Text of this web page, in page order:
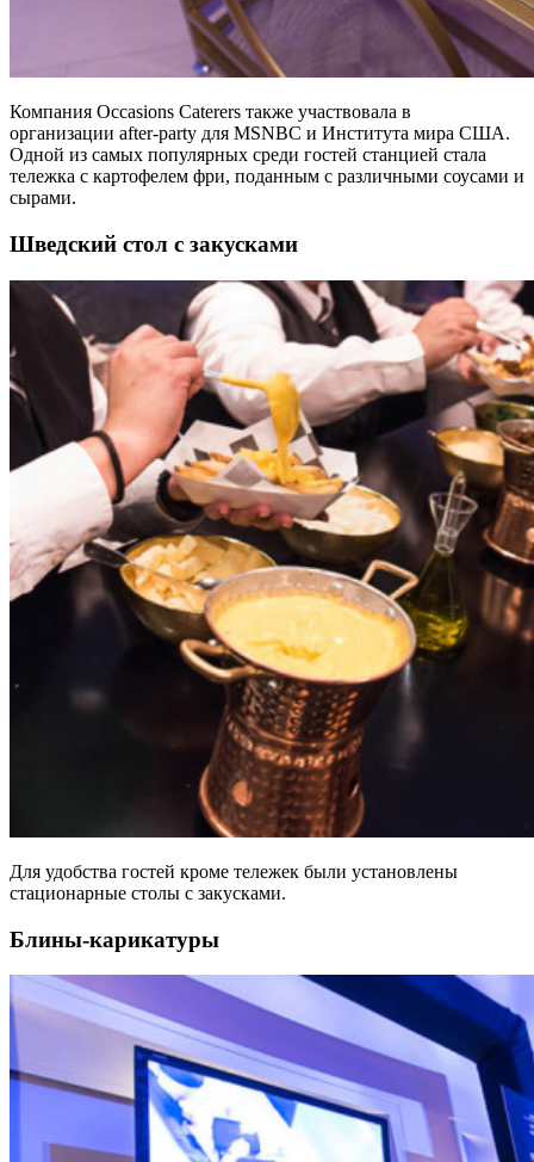
Компания Occasions Caterers также участвовала в
организации after-party для MSNBC и Института мира США.
Одной из самых популярных среди гостей станцией стала
тележка с картофелем фри, поданным с различными соусами и
сырами.
Шведский стол с закусками
Для удобства гостей кроме тележек были установлены
стационарные столы с закусками.
Блины-карикатуры